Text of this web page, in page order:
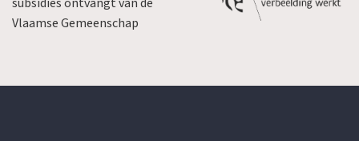
subsidies ontvangt van de
Vlaamse Gemeenschap